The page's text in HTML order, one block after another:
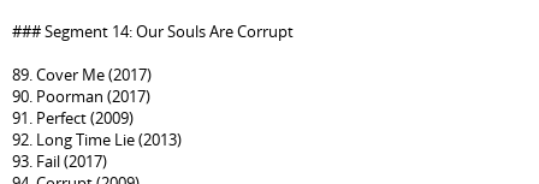
### Segment 14: Our Souls Are Corrupt
89. Cover Me (2017)
90. Poorman (2017)
91. Perfect (2009)
92. Long Time Lie (2013)
93. Fail (2017)